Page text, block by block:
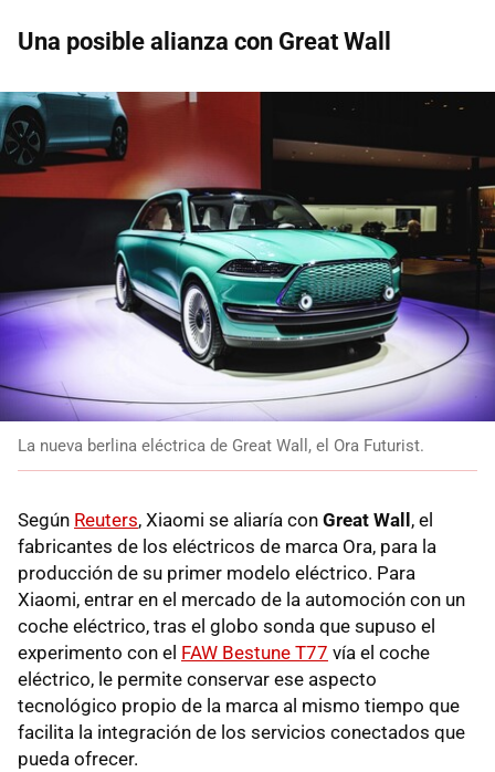
Una posible alianza con Great Wall
La nueva berlina eléctrica de Great Wall, el Ora Futurist.
Según Reuters, Xiaomi se aliaría con Great Wall , el
fabricantes de los eléctricos de marca Ora, para la
producción de su primer modelo eléctrico. Para
Xiaomi, entrar en el mercado de la automoción con un
coche eléctrico, tras el globo sonda que supuso el
experimento con el FAW Bestune T77 vía el coche
eléctrico, le permite conservar ese aspecto
tecnológico propio de la marca al mismo tiempo que
facilita la integración de los servicios conectados que
pueda ofrecer.